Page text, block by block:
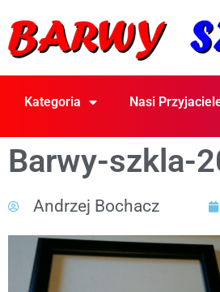
Kategoria Nasi
Barwy-szkla-
Andrzej Bochacz